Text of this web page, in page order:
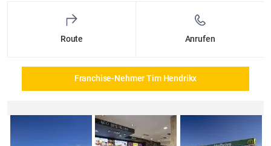
Route Anrufen
Franchise-Nehmer Tim Hendrikx
Details und Fotos